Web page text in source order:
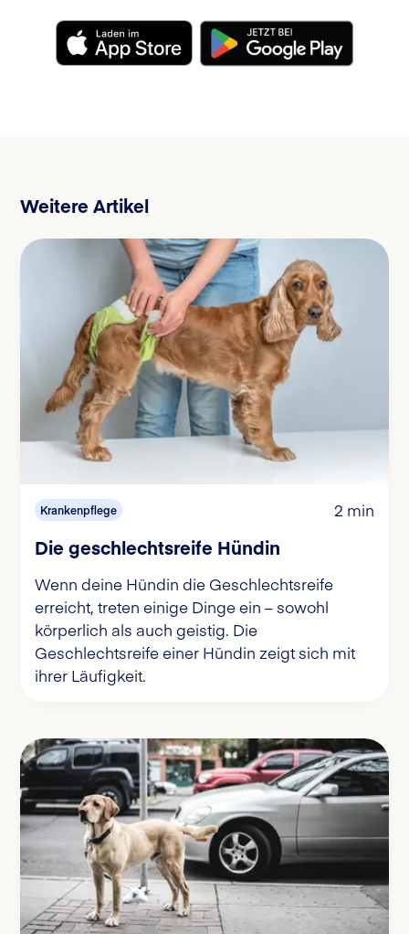
Weitere Artikel
Krankenpflege 2 min
Die geschlechtsreife Hündin
Wenn deine Hündin die Geschlechtsreife
erreicht, treten einige Dinge ein – sowohl
körperlich als auch geistig. Die
Geschlechtsreife einer Hündin zeigt sich mit
ihrer Läufigkeit.